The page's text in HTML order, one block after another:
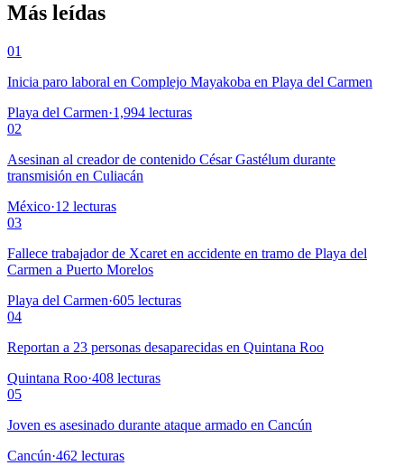
Más leídas
01
Inicia paro laboral en Complejo Mayakoba en Playa del Carmen
Playa del Carmen·1,994 lecturas
02
Asesinan al creador de contenido César Gastélum durante
transmisión en Culiacán
México·12 lecturas
03
Fallece trabajador de Xcaret en accidente en tramo de Playa del
Carmen a Puerto Morelos
Playa del Carmen·605 lecturas
04
Reportan a 23 personas desaparecidas en Quintana Roo
Quintana Roo·408 lecturas
05
Joven es asesinado durante ataque armado en Cancún
Cancún·462 lecturas